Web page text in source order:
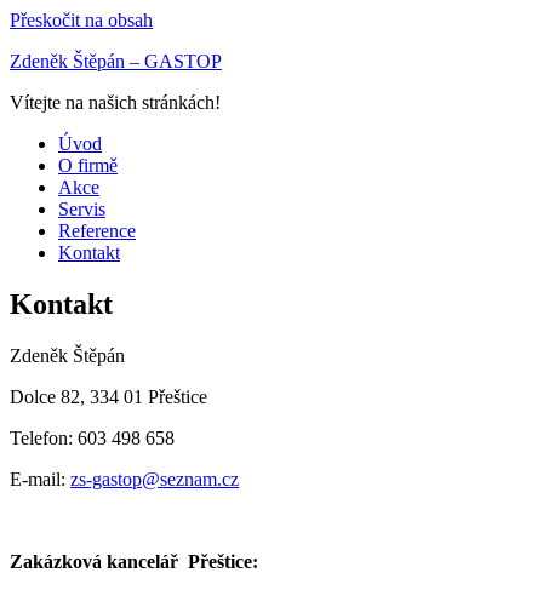
Přeskočit na obsah
Zdeněk Štěpán – GASTOP
Vítejte na našich stránkách!
Úvod
O firmě
Akce
Servis
Reference
Kontakt
Kontakt
Zdeněk Štěpán
Dolce 82, 334 01 Přeštice
Telefon: 603 498 658
E-mail: zs-gastop@seznam.cz
Zakázková kancelář Přeštice: